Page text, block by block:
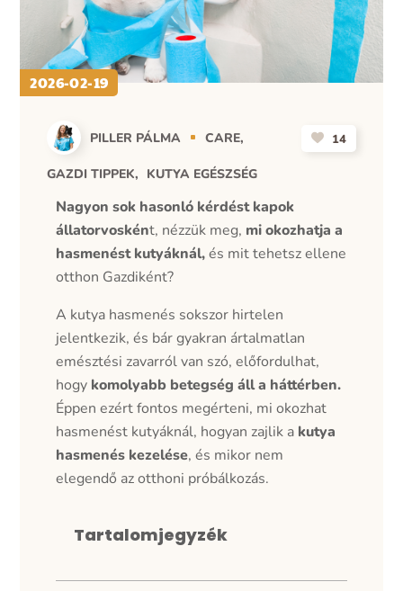
2026-02-19
PILLER PÁLMA CARE
GAZDI TIPPEK KUTYA EGÉSZSÉG
14
Nagyon sok hasonló kérdést kapok
állatorvosként, nézzük meg, mi okozhatja a
hasmenést kutyáknál,és mit tehetsz ellene
otthon Gazdiként?
A kutya hasmenés sokszor hirtelen
jelentkezik, és bár gyakran ártalmatlan
emésztési zavarról van szó, előfordulhat,
hogy komolyabb betegség áll a háttérben.
Éppen ezért fontos megérteni, mi okozhat
hasmenést kutyáknál, hogyan zajlik a kutya
hasmenés kezelése, és mikor nem
elegendő az otthoni próbálkozás.
Tartalomjegyzék